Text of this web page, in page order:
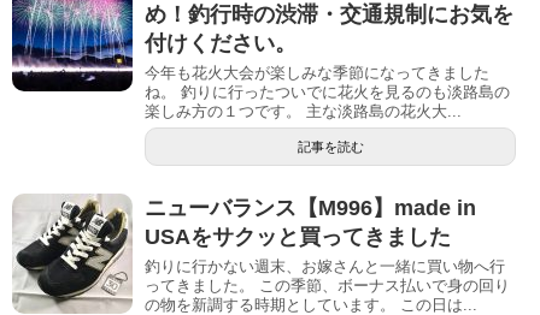
め！釣行時の渋滞・交通規制にお気を
付けください。
今年も花火大会が楽しみな季節になってきました
ね。 釣りに行ったついでに花火を見るのも淡路島の
楽しみ方の１つです。 主な淡路島の花火大...
記事を読む
ニューバランス【M996】made in
USAをサクッと買ってきました
釣りに行かない週末、お嫁さんと一緒に買い物へ行
ってきました。 この季節、ボーナス払いで身の回り
の物を新調する時期としています。 この日は...